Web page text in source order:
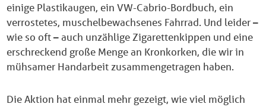
einige Plastikaugen, ein VW-Cabrio-Bordbuch, ein
verrostetes, muschelbewachsenes Fahrrad. Und leider –
wie so oft – auch unzählige Zigarettenkippen und eine
erschreckend große Menge an Kronkorken, die wir in
mühsamer Handarbeit zusammengetragen haben.
Die Aktion hat einmal mehr gezeigt, wie viel möglich